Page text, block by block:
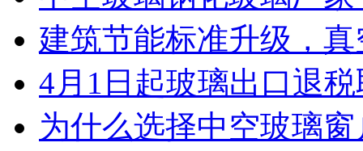
建筑节能标准升级，真
4月1日起玻璃出口退
为什么选择中空玻璃